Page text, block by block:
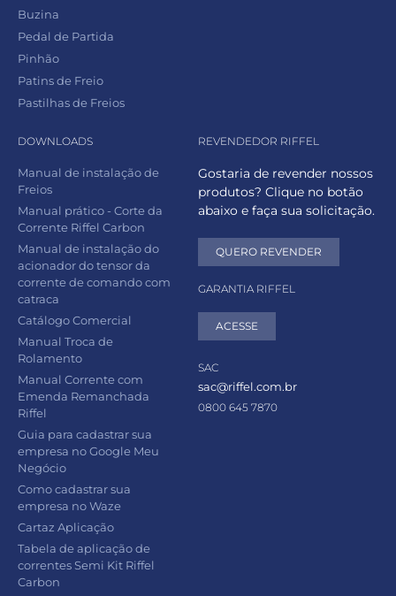
Buzina
Pedal de Partida
Pinhão
Patins de Freio
Pastilhas de Freios
DOWNLOADS
Manual de instalação de
Freios
Manual prático - Corte da
Corrente Riffel Carbon
Manual de instalação do
acionador do tensor da
corrente de comando com
catraca
Catálogo Comercial
Manual Troca de
Rolamento
Manual Corrente com
Emenda Remanchada
Riffel
Guia para cadastrar sua
empresa no Google Meu
Negócio
Como cadastrar sua
empresa no Waze
Cartaz Aplicação
Tabela de aplicação de
correntes Semi Kit Riffel
Carbon
REVENDEDOR RIFFEL
Gostaria de revender nossos
produtos? Clique no botão
abaixo e faça sua solicitação.
QUERO REVENDER
GARANTIA RIFFEL
ACESSE
SAC
sac@riffel.com.br
0800 645 7870